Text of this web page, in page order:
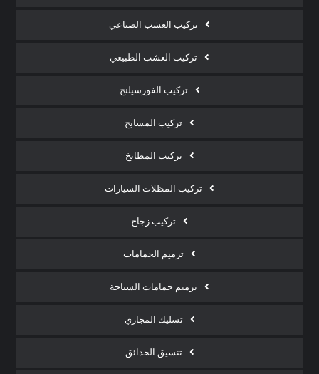
تركيب العشب الصناعي
تركيب العشب الطبيعي
تركيب الفورسيلنج
تركيب المسابح
تركيب المطابخ
تركيب المظلات السيارات
تركيب زجاج
ترميم الحمامات
ترميم حمامات السباحة
تسليك المجاري
تنسيق الحدائق